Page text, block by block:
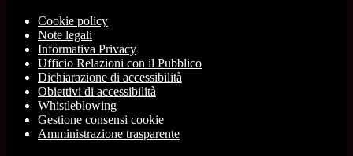
Cookie policy
Note legali
Informativa Privacy
Ufficio Relazioni con il Pubblico
Dichiarazione di accessibilità
Obiettivi di accessibilità
Whistleblowing
Gestione consensi cookie
Amministrazione trasparente